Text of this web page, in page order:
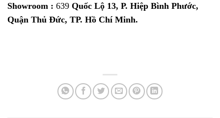
Showroom : 639 Quốc Lộ 13, P. Hiệp Bình Phước,
Quận Thủ Đức, TP. Hồ Chí Minh.